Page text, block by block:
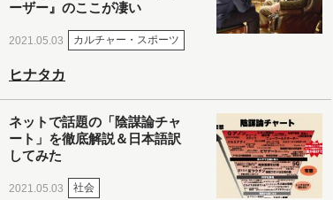
ーザー』のここが凄い
2021.05.03 カルチャー・スポーツ
ヒナタカ
ネットで話題の「陰謀論チャ
ート」を徹底解説＆日本語訳
してみた
2021.05.03 社会